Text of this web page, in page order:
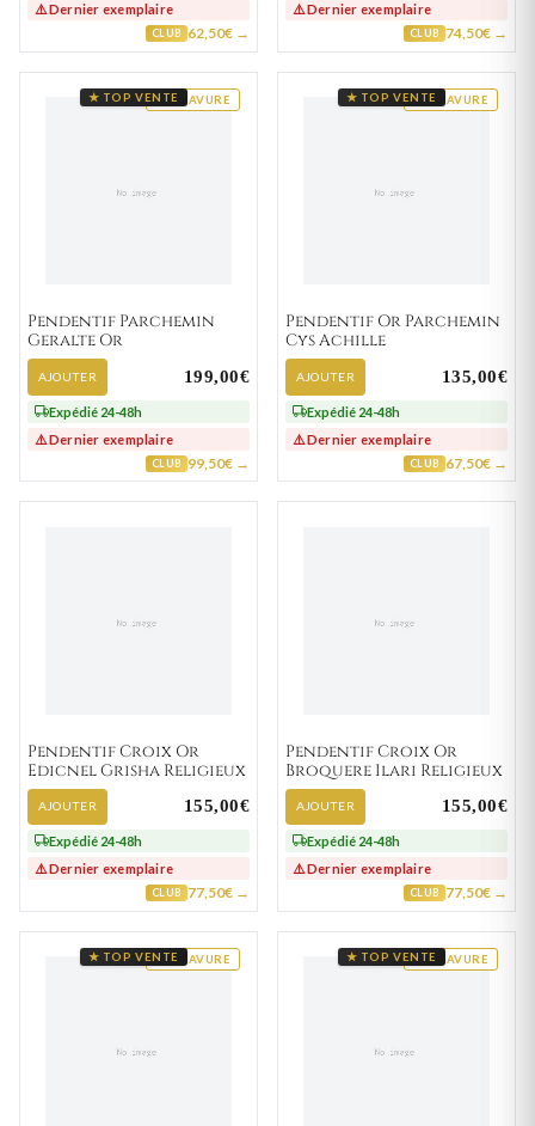
⚠️ Dernier exemplaire
CLUB 62,50€ →
⚠️ Dernier exemplaire
CLUB 74,50€ →
GRAVURE
★ TOP VENTE
Pendentif Parchemin
Geralte Or
AJOUTER 199,00€
Expédié 24-48h
⚠️ Dernier exemplaire
CLUB 99,50€ →
GRAVURE
★ TOP VENTE
Pendentif Or Parchemin
Cys Achille
AJOUTER 135,00€
Expédié 24-48h
⚠️ Dernier exemplaire
CLUB 67,50€ →
Pendentif Croix Or
Edicnel Grisha Religieux
AJOUTER 155,00€
Expédié 24-48h
⚠️ Dernier exemplaire
CLUB 77,50€ →
Pendentif Croix Or
Broquere Ilari Religieux
AJOUTER 155,00€
Expédié 24-48h
⚠️ Dernier exemplaire
CLUB 77,50€ →
GRAVURE
★ TOP VENTE GRAVURE
★ TOP VENTE